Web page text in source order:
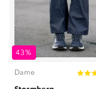
43%
Dame